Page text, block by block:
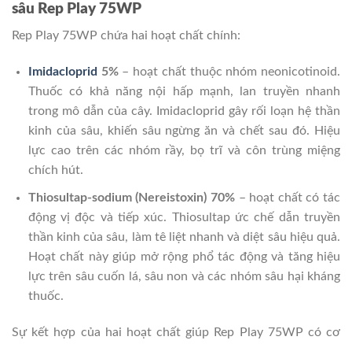
sâu Rep Play 75WP
Rep Play 75WP chứa hai hoạt chất chính:
Imidacloprid 5%– hoạt chất thuộc nhóm neonicotinoid.
Thuốc có khả năng nội hấp mạnh, lan truyền nhanh
trong mô dẫn của cây. Imidacloprid gây rối loạn hệ thần
kinh của sâu, khiến sâu ngừng ăn và chết sau đó. Hiệu
lực cao trên các nhóm rầy, bọ trĩ và côn trùng miệng
chích hút.
Thiosultap-sodium (Nereistoxin) 70% – hoạt chất có tác
động vị độc và tiếp xúc. Thiosultap ức chế dẫn truyền
thần kinh của sâu, làm tê liệt nhanh và diệt sâu hiệu quả.
Hoạt chất này giúp mở rộng phổ tác động và tăng hiệu
lực trên sâu cuốn lá, sâu non và các nhóm sâu hại kháng
thuốc.
Sự kết hợp của hai hoạt chất giúp Rep Play 75WP có cơ